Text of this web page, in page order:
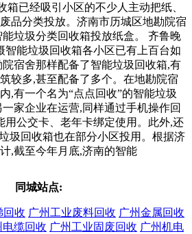
箱已经吸引小区的不少人主动把纸、
品分类投放。济南市历城区地勘院宿
垃圾分类回收箱投放纸盒。 齐鲁晚
智能垃圾回收箱各小区已有上百台如
宿舍那样配备了智能垃圾回收箱,有
较多,甚至配备了多个。在地勘院宿
,有一个名为“点点回收”的智能垃圾
家企业在运营,同样通过手机操作回
用公交卡、老年卡绑定使用。此外,还
圾回收箱也在部分小区投用。根据济
,截至今年月底,济南的智能
同城站点:
回收 广州工业废料回收 广州金属回收
电缆回收 广州工业固废回收 广州机电